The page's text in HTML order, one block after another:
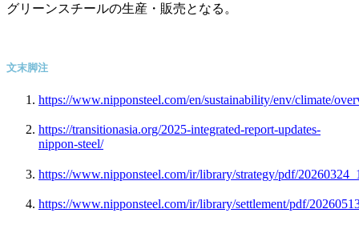
グリーンスチールの生産・販売となる。
文末脚注
https://www.nipponsteel.com/en/sustainability/env/climate/
https://transitionasia.org/2025-integrated-report-updates-
nippon-steel/
https://www.nipponsteel.com/ir/library/strategy/pdf/
https://www.nipponsteel.com/ir/library/settlement/pdf/